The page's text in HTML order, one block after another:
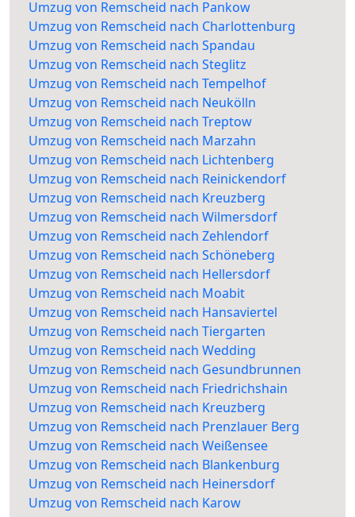
Umzug von Remscheid nach Pankow
Umzug von Remscheid nach Charlottenburg
Umzug von Remscheid nach Spandau
Umzug von Remscheid nach Steglitz
Umzug von Remscheid nach Tempelhof
Umzug von Remscheid nach Neukölln
Umzug von Remscheid nach Treptow
Umzug von Remscheid nach Marzahn
Umzug von Remscheid nach Lichtenberg
Umzug von Remscheid nach Reinickendorf
Umzug von Remscheid nach Kreuzberg
Umzug von Remscheid nach Wilmersdorf
Umzug von Remscheid nach Zehlendorf
Umzug von Remscheid nach Schöneberg
Umzug von Remscheid nach Hellersdorf
Umzug von Remscheid nach Moabit
Umzug von Remscheid nach Hansaviertel
Umzug von Remscheid nach Tiergarten
Umzug von Remscheid nach Wedding
Umzug von Remscheid nach Gesundbrunnen
Umzug von Remscheid nach Friedrichshain
Umzug von Remscheid nach Kreuzberg
Umzug von Remscheid nach Prenzlauer Berg
Umzug von Remscheid nach Weißensee
Umzug von Remscheid nach Blankenburg
Umzug von Remscheid nach Heinersdorf
Umzug von Remscheid nach Karow